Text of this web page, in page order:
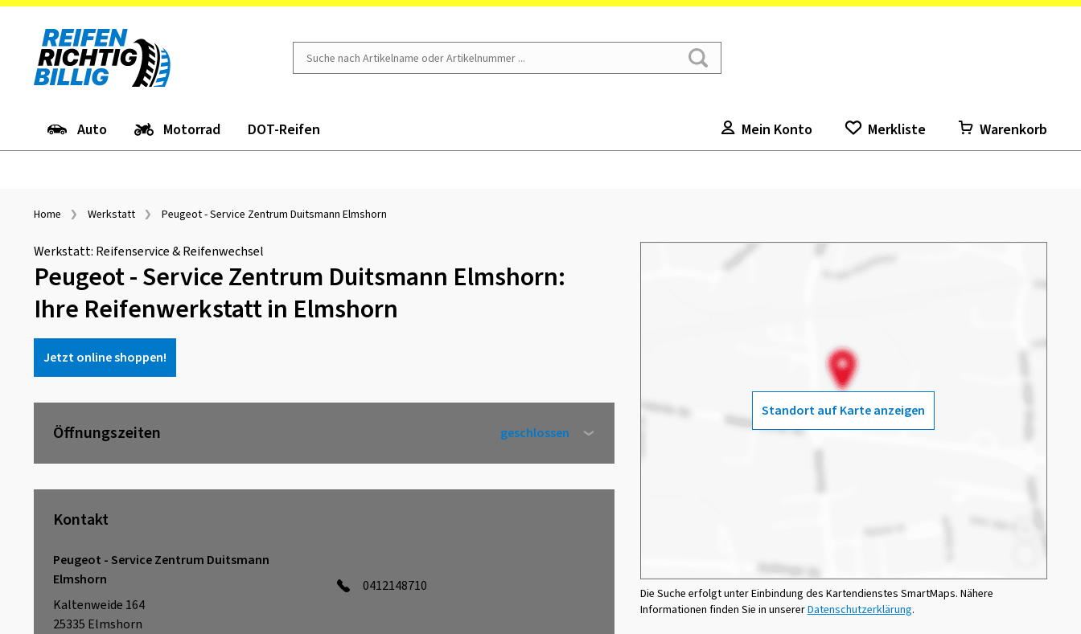
Auto Motorrad DOT-Reifen Mein Konto Merkliste Warenkorb
Home Werkstatt Peugeot - Service Zentrum Duitsmann Elmshorn
Werkstatt: Reifenservice & Reifenwechsel
Peugeot - Service Zentrum Duitsmann Elmshorn:
Ihre Reifenwerkstatt in Elmshorn
Jetzt online shoppen!
Öffnungszeiten geschlossen
Kontakt
Peugeot - Service Zentrum Duitsmann
Elmshorn
Kaltenweide 164
25335 Elmshorn
0412148710
Standort auf Karte anzeigen
Die Suche erfolgt unter Einbindung des Kartendienstes SmartMaps. Nähere
Informationen finden Sie in unsererDatenschutzerklärung.